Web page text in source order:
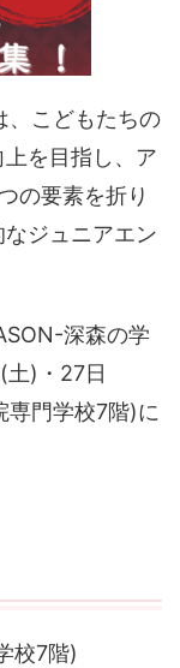
、こどもたちの
を目指し、ア
の要素を折り
ジュニアエン
深森の学
)・27日
専門学校7階)に
校7階)